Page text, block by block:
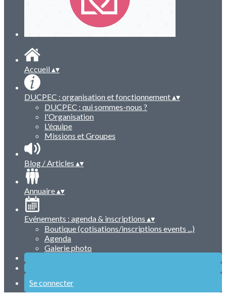
Accueil ▴▾
DUCPEC : organisation et fonctionnement▴▾
DUCPEC : qui sommes-nous ?
l'Organisation
L'équipe
Missions et Groupes
Blog / Articles ▴▾
Annuaire▴▾
Evénements : agenda & inscriptions ▴▾
Boutique (cotisations/inscriptions events ...)
Agenda
Galerie photo
Se connecter